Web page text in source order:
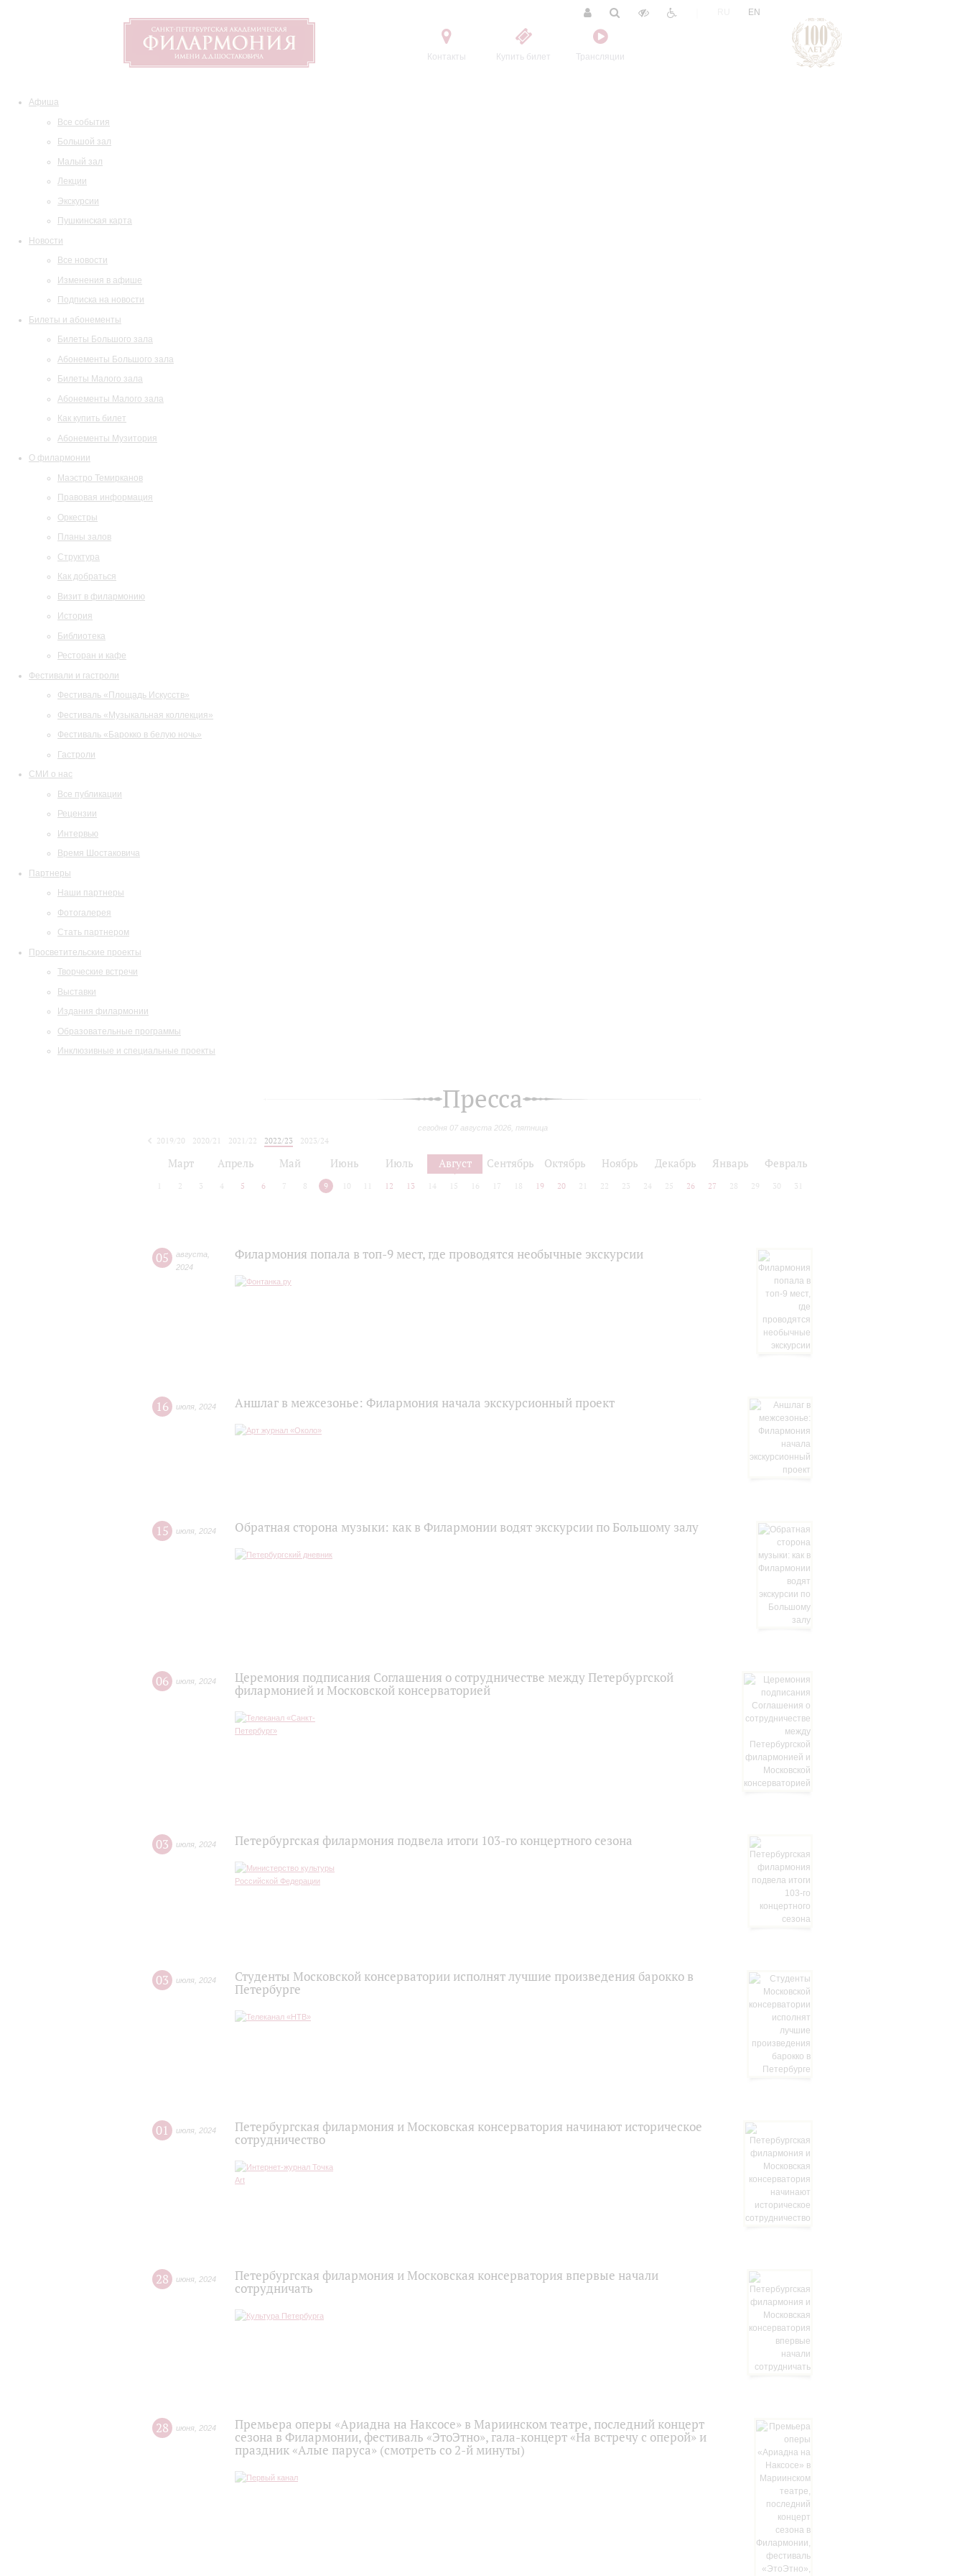
Контакты Купить билет Трансляции
EN
Афиша
Все события
Большой зал
Малый зал
Лекции
Экскурсии
Пушкинская карта
Новости
Все новости
Изменения в афише
Подписка на новости
Билеты и абонементы
Билеты Большого зала
Абонементы Большого зала
Билеты Малого зала
Абонементы Малого зала
Как купить билет
Абонементы Музитория
О филармонии
Маэстро Темирканов
Правовая информация
Оркестры
Планы залов
Структура
Как добраться
Визит в филармонию
История
Библиотека
Ресторан и кафе
Фестивали и гастроли
Фестиваль «Площадь Искусств»
Фестиваль «Музыкальная коллекция»
Фестиваль «Барокко в белую ночь»
Гастроли
СМИ о нас
Все публикации
Рецензии
Интервью
Время Шостаковича
Партнеры
Наши партнеры
Фотогалерея
Стать партнером
Просветительские проекты
Творческие встречи
Выставки
Издания филармонии
Образовательные программы
Инклюзивные и специальные проекты
Пресса
сегодня 07 августа 2026, пятница
2019/20 2020/21 2021/22 2022/23
2023/24
Март Апрель Май Июнь Июль Август Сентябрь Октябрь Ноябрь Декабрь Январь Февраль
2 3 4 5 6 7 8 9 10 12 13 14 15 16 17 18 19 20 21 22 23 24 25 26 27 28 29 30 31
05 августа
2024
Филармония попала в топ-9 мест, где проводятся необычные экскурсии
16 июля 2024 Аншлаг в межсезонье: Филармония начала экскурсионный проект
15 июля 2024 Обратная сторона музыки: как в Филармонии водят экскурсии по Большому залу
06 июля 2024
Церемония подписания Соглашения о сотрудничестве между Петербургской
филармонией и Московской консерваторией
03 июля 2024 Петербургская филармония подвела итоги 103-го концертного сезона
03 июля 2024
Студенты Московской консерватории исполнят лучшие произведения барокко в
Петербурге
01 июля 2024
Петербургская филармония и Московская консерватория начинают историческое
сотрудничество
28 июня 2024
Петербургская филармония и Московская консерватория впервые начали
сотрудничать
28 июня 2024
Премьера оперы «Ариадна на Наксосе» в Мариинском театре, последний концерт
сезона в Филармонии, фестиваль «ЭтоЭтно», гала-концерт «На встречу с оперой» и
праздник «Алые паруса» (смотреть со 2-й минуты)